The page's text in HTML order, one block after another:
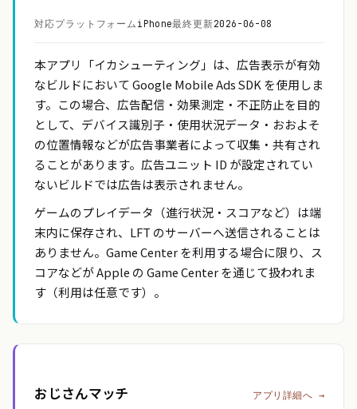
対応プラットフォーム iPhone最終更新2026-06-08
本アプリ「イカシューティング」は、広告表示が有効
なビルドにおいて Google Mobile Ads SDK を使用しま
す。この場合、広告配信・効果測定・不正防止を目的
として、デバイス識別子・使用状況データ・おおよそ
の位置情報などが広告事業者によって収集・共有され
ることがあります。広告ユニット ID が設定されてい
ないビルドでは広告は表示されません。
ゲームのプレイデータ（進行状況・スコアなど）は端
末内に保存され、LFT のサーバーへ送信されることは
ありません。Game Center を利用する場合に限り、ス
コアなどが Apple の Game Center を通じて扱われま
す（利用は任意です）。
おじさんマッチ アプリ詳細へ →